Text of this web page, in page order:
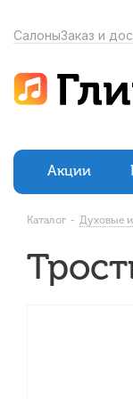
СалоныЗаказ и
Акции
Каталог - Духовые